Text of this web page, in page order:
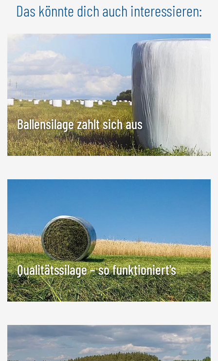
Das könnte dich auch interessieren:
Ballensilage zahlt sich aus
Qualitätssilage – so funktioniert's